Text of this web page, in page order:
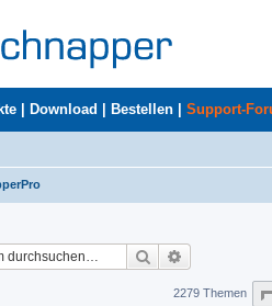
Download Bestellen Support-
Suche
2279 Themen